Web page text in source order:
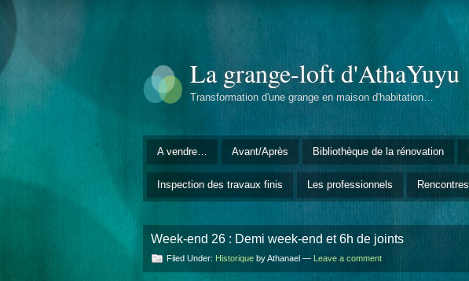
La grange-loft d'AthaYuyu
Transformation d'une grange en maison d'habitation…
A vendre… Avant/Après Bibliothèque de la rénovation
Inspection des travaux finis Les professionnels Rencontres
Week-end 26 : Demi week-end et 6h de joints
Filed Under: Historique by Athanael — Leave a comment